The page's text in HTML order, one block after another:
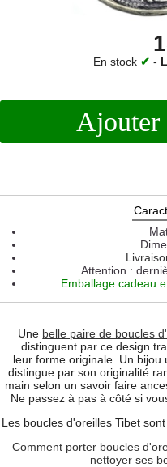
En stock ✔ -
Une belle paire de boucles
distinguent par ce design
leur forme originale. Un
distingue par son originalité
main selon un savoir faire
Ne passez à pas à côté si
Les boucles d'oreilles Tibet
Ajouter
Attention :
Emballage cadeau
Comment porter boucles
nettoyer ses